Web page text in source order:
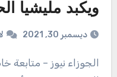
ويكبد مليشيا
ديسمبر 30, 2021
الجوزاء نيوز – متابعة خاصة لقي العشرات من مليشيا